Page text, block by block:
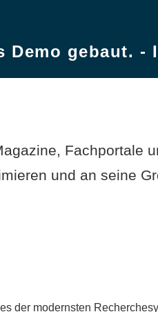
Demo gebaut. -
Fachportale
und an seine
der modernsten